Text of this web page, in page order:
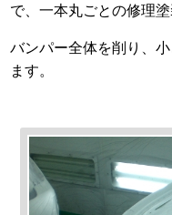
で、一本丸ごとの修理塗
バンパー全体を削り、
ます。